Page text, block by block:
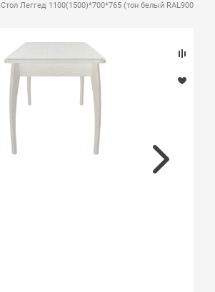
Стол Леггед 1100(1500)*700*765 (тон белый RAL9003)